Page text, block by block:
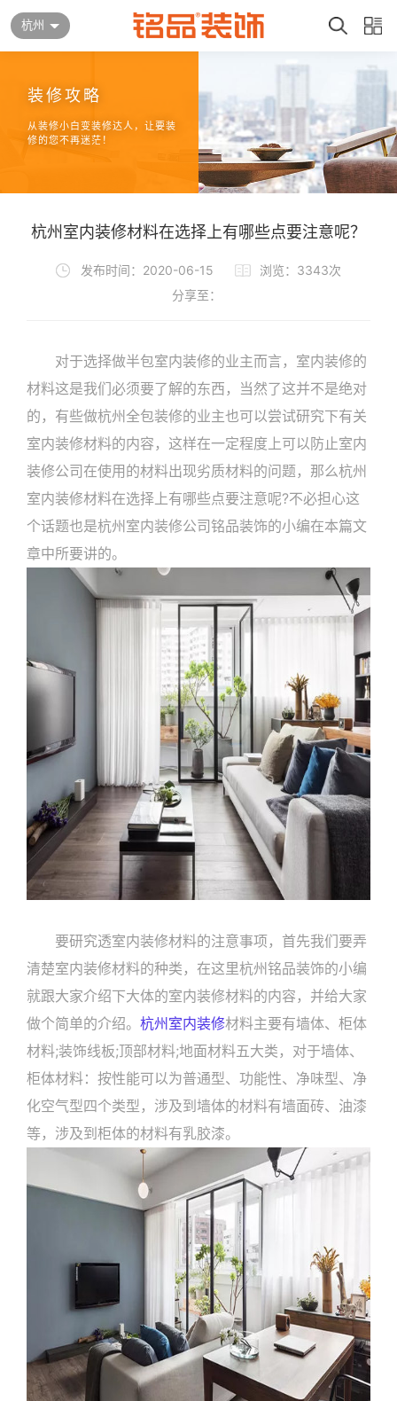
杭州
装修攻略
从装修小白变装修达人，让要装
修的您不再迷茫！
杭州室内装修材料在选择上有哪些点要注意呢？
发布时间：2020-06-15
浏览：3343次
分享至：
对于选择做半包室内装修的业主而言，室内装修的
材料这是我们必须要了解的东西，当然了这并不是绝对
的，有些做杭州全包装修的业主也可以尝试研究下有关
室内装修材料的内容，这样在一定程度上可以防止室内
装修公司在使用的材料出现劣质材料的问题，那么杭州
室内装修材料在选择上有哪些点要注意呢?不必担心这
个话题也是杭州室内装修公司铭品装饰的小编在本篇文
章中所要讲的。
要研究透室内装修材料的注意事项，首先我们要弄
清楚室内装修材料的种类，在这里杭州铭品装饰的小编
就跟大家介绍下大体的室内装修材料的内容，并给大家
做个简单的介绍。 杭州室内装修材料主要有墙体、柜体
材料;装饰线板;顶部材料;地面材料五大类，对于墙体、
柜体材料：按性能可以为普通型、功能性、净味型、净
化空气型四个类型，涉及到墙体的材料有墙面砖、油漆
等，涉及到柜体的材料有乳胶漆。